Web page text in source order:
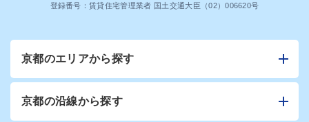
登録番号：賃貸住宅管理業者 国土交通大臣（02）006620号
京都のエリアから探す
京都の沿線から探す